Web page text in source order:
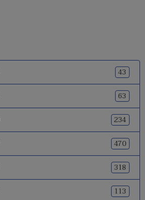
43
63
234
470
318
113